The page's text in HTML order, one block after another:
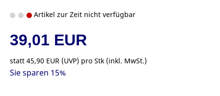
Artikel zur Zeit nicht verfügbar
39,01 EUR
statt 45,90 EUR (UVP) pro Stk (inkl. MwSt.)
Sie sparen 15%